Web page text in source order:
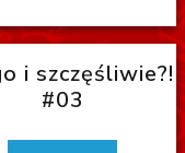
i szczęśliwie?!
#03